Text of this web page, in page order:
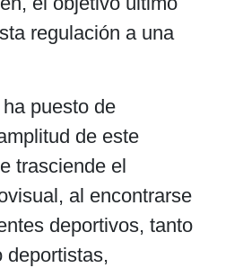
regulación a una
puesto de
de este
trasciende el
al encontrarse
deportivos, tanto
deportistas,